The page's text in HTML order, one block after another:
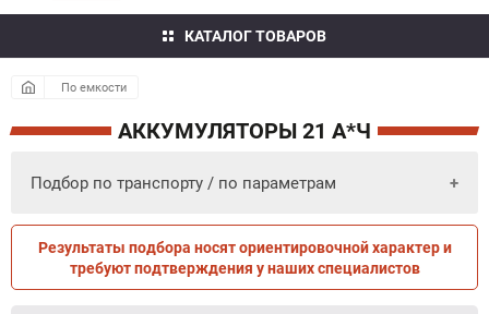
КАТАЛОГ ТОВАРОВ
По емкости
АККУМУЛЯТОРЫ 21 А*Ч
Подбор по транспорту / по параметрам
ПО ТРАНСПОРТУ ПО ПАРАМЕТРАМ
Результаты подбора носят ориентировочной характер и
требуют подтверждения у наших специалистов